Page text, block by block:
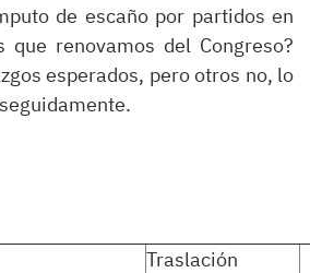
de escaño por partidos en
que renovamos del Congreso?
esperados, pero otros no, lo
Traslación